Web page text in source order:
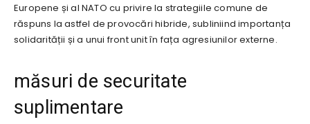
Europene și al NATO cu privire la strategiile comune de
răspuns la astfel de provocări hibride, subliniind importanța
solidarității și a unui front unit în fața agresiunilor externe.
măsuri de securitate
suplimentare